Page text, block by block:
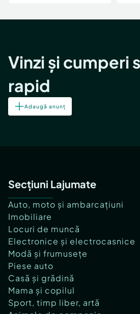
Vinzi și cumperi
rapid
Adaugă anunț
Secțiuni Lajumate
Auto, moto și ambarcațiuni
Imobiliare
Locuri de muncă
Electronice și electrocasnice
Modă și frumusețe
Piese auto
Casă și grădină
Mama și copilul
Sport, timp liber, artă